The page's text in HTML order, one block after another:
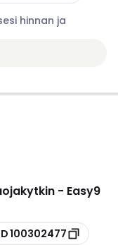
hinnan ja
- Easy9
100302477